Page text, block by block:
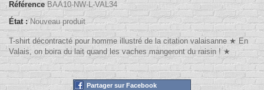
Référence BAA10-NW-L-VAL34
État : Nouveau produit
T-shirt décontracté pour homme illustré de la citation valaisanne ★ En
Valais, on boira du lait quand les vaches mangeront du raisin ! ★
Partager sur Facebook